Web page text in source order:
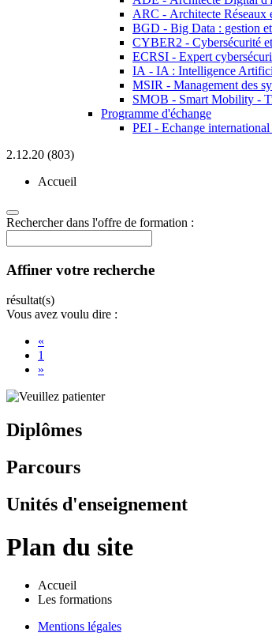
ARC - Architecte Réseaux
BGD - Big Data : gestion et
CYBER2 - Cybersécurité
ECRSI - Expert
IA - IA : Intelligence
MSIR - Management des
SMOB - Smart Mobility -
Programme d'échange
PEI - Echange
2.12.20 (803)
Accueil
Rechercher dans l'offre de formation :
Affiner votre recherche
résultat(s)
Vous avez voulu dire :
«
1
»
Diplômes
Parcours
Unités d'enseignement
Plan du site
Accueil
Les formations
Mentions légales